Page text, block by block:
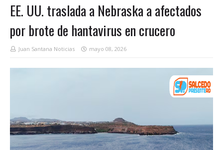
EE. UU. traslada a Nebraska a afectados
por brote de hantavirus en crucero
Juan Santana Noticias mayo 08, 2026